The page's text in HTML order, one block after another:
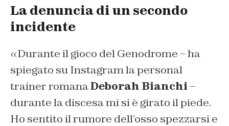
La denuncia di un secondo
incidente
«Durante il gioco del Genodrome – ha
spiegato su Instagram la personal
trainer romanaDeborah Bianchi–
durante la discesa mi si è girato il piede.
Ho sentito il rumore dell’osso spezzarsi e